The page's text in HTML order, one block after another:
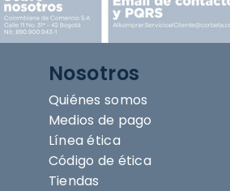
Nosotros
Quiénes somos
Medios de pago
Línea ética
Código de ética
Tiendas